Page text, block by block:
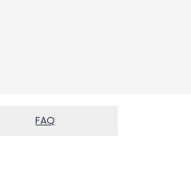
FAQ